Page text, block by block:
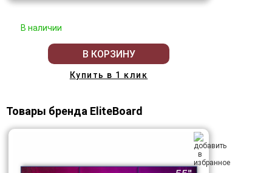
В наличии
В КОРЗИНУ
Купить в 1 клик
Товары бренда EliteBoard